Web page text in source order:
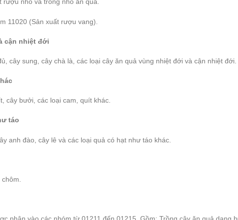
rượu nho và trồng nho ăn quả.
(Sản xuất rượu vang).
cận nhiệt đới
cây sung, cây chà là, các loại cây ăn quả vùng nhiệt đới và cận nhiệt đới.
cây bưởi, các loại cam, quít khác.
táo
anh đào, cây lê và các loại quả có hạt như táo khác.